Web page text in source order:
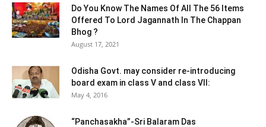
Do You Know The Names Of All The 56 Items
Offered To Lord Jagannath In The Chappan
Bhog ?
August 17, 2021
Odisha Govt. may consider re-introducing
board exam in class V and class VII:
May 4, 2016
“Panchasakha”-Sri Balaram Das